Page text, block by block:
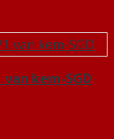
van kem-SGD